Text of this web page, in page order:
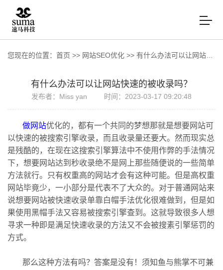
您现在的位置： 首页 >> 网站SEO优化 >> 有什么办法可以让网站快速的被收录吗？
有什么办法可以让网站快速的被收录吗？
发布者：Miss yan 时间：2023-03-17 09:20:48
做网站优化的，都有一个共同的梦想那就是想要网站可
以快速的被搜索引擎收录，而且收录量还要大。然而现实总
是残酷的，在现在这搜索引擎算法中不使用作弊的手法情况
下，想要网站达到秒收录绝不是网上那些随便说的一些简单
方法就行。只有权重高的网站才会有这种可能。但是高权重
网站毕竟少，一小部分是代表不了大众的。对于普通网站来
说想要网站被快速收录单靠白帽手法优化很难做到，但是如
果使用黑帽手法又容易被搜索引擎查到。这就导致很多人想
寻求一种即是满足快速收录的方法又不会被搜素引擎惩罚的
方式。
那么这种方法有吗？答案是没有！须知鱼与熊掌不可兼